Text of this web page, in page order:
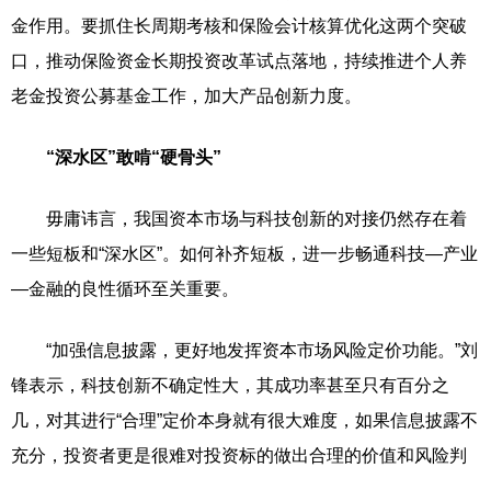
金作用。要抓住长周期考核和保险会计核算优化这两个突破
口，推动保险资金长期投资改革试点落地，持续推进个人养
老金投资公募基金工作，加大产品创新力度。
“深水区”敢啃“硬骨头”
毋庸讳言，我国资本市场与科技创新的对接仍然存在着
一些短板和“深水区”。如何补齐短板，进一步畅通科技—产业
—金融的良性循环至关重要。
“加强信息披露，更好地发挥资本市场风险定价功能。”刘
锋表示，科技创新不确定性大，其成功率甚至只有百分之
几，对其进行“合理”定价本身就有很大难度，如果信息披露不
充分，投资者更是很难对投资标的做出合理的价值和风险判